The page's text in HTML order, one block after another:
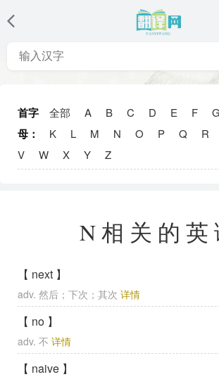
首字
母：
全部 A B C D E F G
K
L M N O P Q R
V
W X Y Z
N相关的英
【 next 】
adv. 然后；下次；其次 详情
【 no 】
adv. 不 详情
【 naive 】